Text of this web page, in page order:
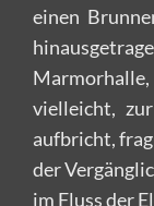
einen
vielleicht,
aufbricht,
der
im Fluss der